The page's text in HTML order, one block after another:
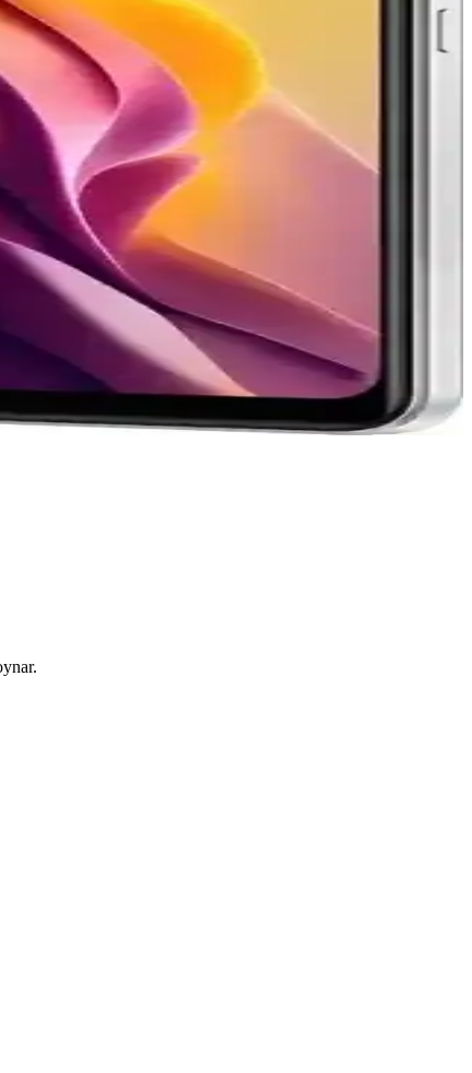
bu gelişmeleri yavaşlatıyor.
hafif işlemler ve günlük kullanım için ideal olabilirler.
yönetimi stratejileriyle bilinçli yatırım yapılabilir.
finans haberlerine ulaşımı çeşitlendiriyor.